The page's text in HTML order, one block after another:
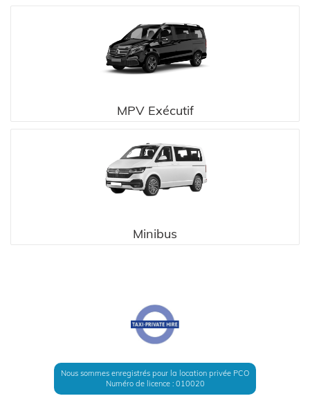
MPV Exécutif
Minibus
Nous sommes enregistrés pour la location privée PCO
Numéro de licence : 010020